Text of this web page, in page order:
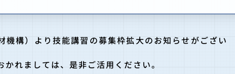
構）より技能講習の募集枠拡大のお知らせがござい
れましては、是非ご活用ください。